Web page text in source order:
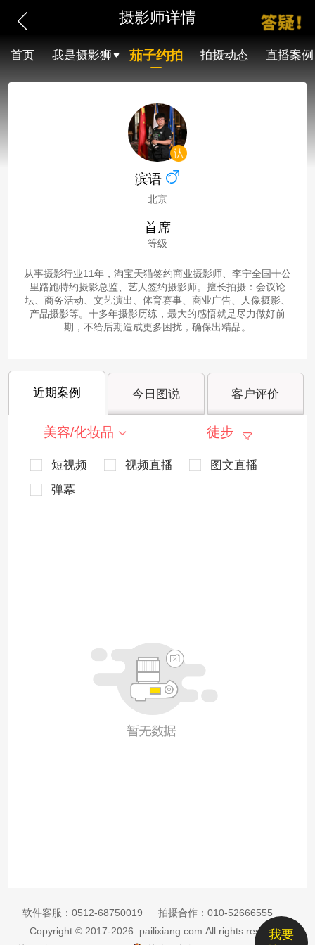
摄影师详情
首页 我是摄影狮 茄子约拍 拍摄动态 直播案例
滨语
北京
首席
等级
从事摄影行业11年，淘宝天猫签约商业摄影师、李宁全国十公
里路跑特约摄影总监、艺人签约摄影师。擅长拍摄：会议论
坛、商务活动、文艺演出、体育赛事、商业广告、人像摄影、
产品摄影等。十多年摄影历练，最大的感悟就是尽力做好前
期，不给后期造成更多困扰，确保出精品。
近期案例 今日图说 客户评价
美容/化妆品 徒步
短视频 视频直播
图文直播
弹幕
我要
软件客服： 0512-68750019 拍摄合作： 010-52666555
Copyright © 2017-2026 pailixiang.com All rights reserved